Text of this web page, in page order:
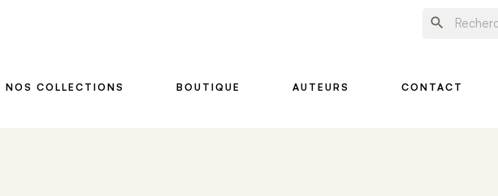
search
NOS COLLECTIONS BOUTIQUE AUTEURS CONTACT